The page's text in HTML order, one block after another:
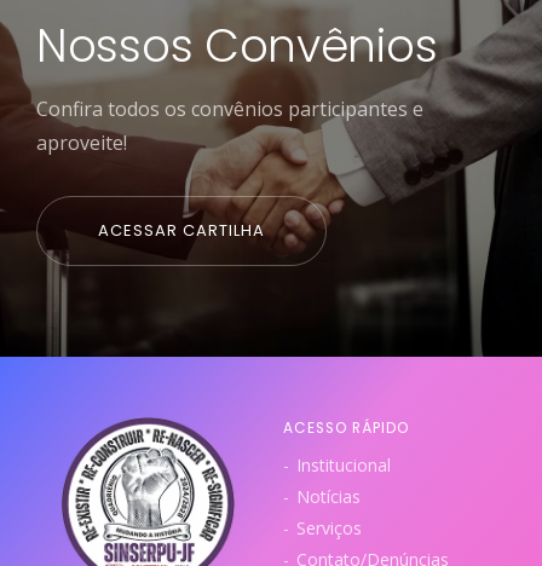
Nossos Convênios
Confira todos os convênios participantes e
aproveite!
ACESSAR CARTILHA
ACESSO RÁPIDO
Institucional
Notícias
Serviços
Contato/Denúncias